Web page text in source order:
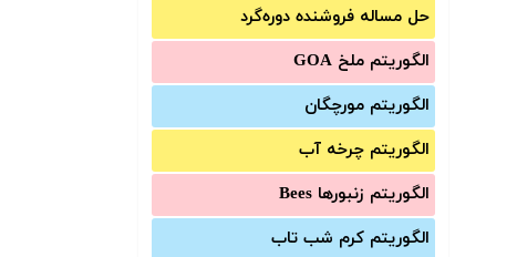
حل مساله فروشنده دوره‌گرد
الگوریتم ملخ GOA
الگوریتم مورچگان
الگوریتم چرخه آب
الگوریتم زنبورها Bees
الگوریتم کرم شب تاب